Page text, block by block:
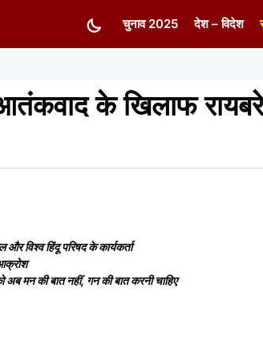
चुनाव 2025 देश – विदेश
के खिलाफ
विश्व हिंदू परिषद के कार्यकर्ता
अब मन की बात नहीं, गन की बात करनी चाहिए